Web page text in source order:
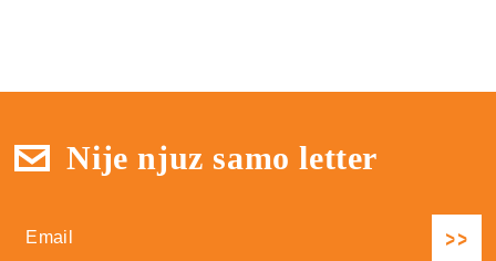
Nije njuz samo letter